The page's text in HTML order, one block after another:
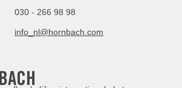
030 - 266 98 98
info_nl@hornbach.com